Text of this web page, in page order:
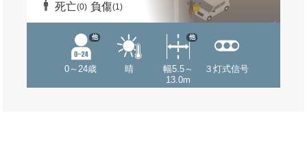
死亡(0) 負傷(1)
0～24歳
他
晴
幅5.5～
13.0m
他
３灯式信号